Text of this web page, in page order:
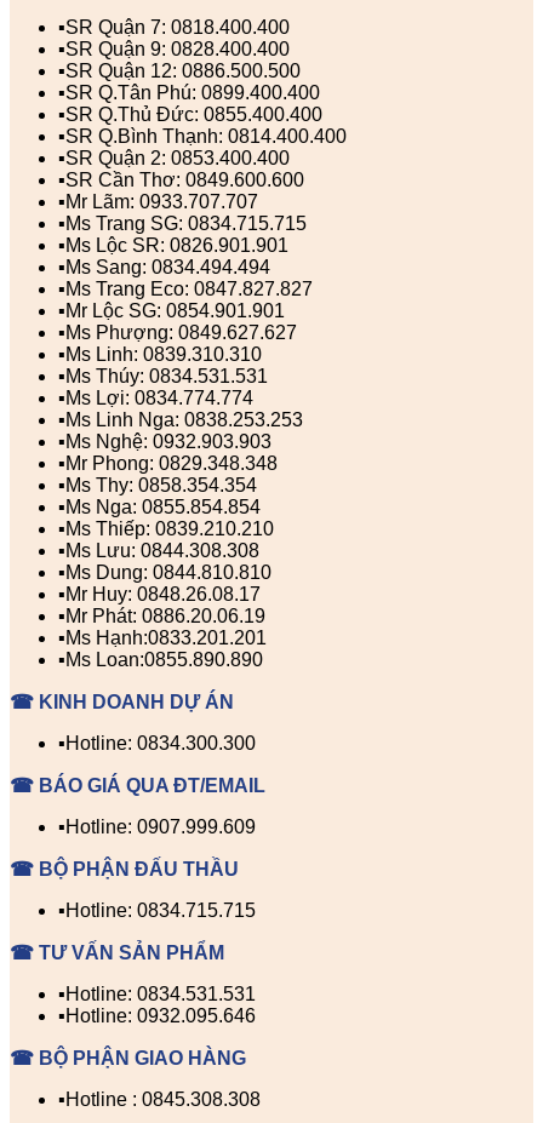
▪️SR Quận 7: 0818.400.400
▪️SR Quận 9: 0828.400.400
▪️SR Quận 12: 0886.500.500
▪️SR Q.Tân Phú: 0899.400.400
▪️SR Q.Thủ Đức: 0855.400.400
▪️SR Q.Bình Thạnh: 0814.400.400
▪️SR Quận 2: 0853.400.400
▪️SR Cần Thơ: 0849.600.600
▪️Mr Lãm: 0933.707.707
▪️Ms Trang SG: 0834.715.715
▪️Ms Lộc SR: 0826.901.901
▪️Ms Sang: 0834.494.494
▪️Ms Trang Eco: 0847.827.827
▪️Mr Lộc SG: 0854.901.901
▪️Ms Phượng: 0849.627.627
▪️Ms Linh: 0839.310.310
▪️Ms Thúy: 0834.531.531
▪️Ms Lợi: 0834.774.774
▪️Ms Linh Nga: 0838.253.253
▪️Ms Nghệ: 0932.903.903
▪️Mr Phong: 0829.348.348
▪️Ms Thy: 0858.354.354
▪️Ms Nga: 0855.854.854
▪️Ms Thiếp: 0839.210.210
▪️Ms Lưu: 0844.308.308
▪️Ms Dung: 0844.810.810
▪️Mr Huy: 0848.26.08.17
▪️Mr Phát: 0886.20.06.19
▪️Ms Hạnh:0833.201.201
▪️Ms Loan:0855.890.890
☎ KINH DOANH DỰ ÁN
▪️Hotline: 0834.300.300
☎ BÁO GIÁ QUA ĐT/EMAIL
▪️Hotline: 0907.999.609
☎ BỘ PHẬN ĐẤU THẦU
▪️Hotline: 0834.715.715
☎ TƯ VẤN SẢN PHẨM
▪️Hotline: 0834.531.531
▪️Hotline: 0932.095.646
☎ BỘ PHẬN GIAO HÀNG
▪️Hotline : 0845.308.308